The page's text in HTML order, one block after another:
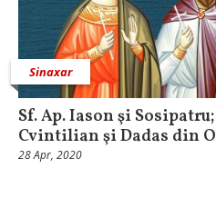
Sinaxar
Sf. Ap. Iason şi
Cvintilian şi Dadas din
28 Apr, 2020